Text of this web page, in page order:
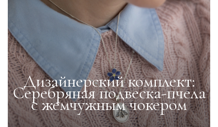
Дизайнерский комплект:
Серебряная подвеска-пчела
с жемчужным чокером